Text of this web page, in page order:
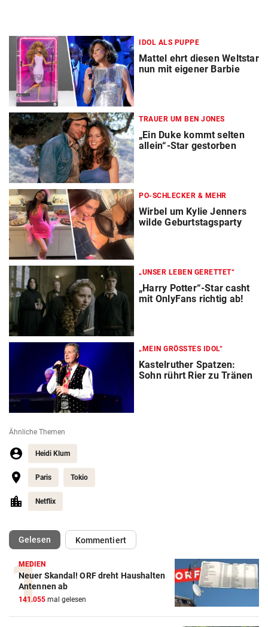
IDOL ALS PUPPE
Mattel ehrt diesen Weltstar
nun mit eigener Barbie
TRAUER UM BEN JONES
„Ein Duke kommt selten
allein“-Star gestorben
PO-SCHLECKER & MEHR
Wirbel um Kylie Jenners
wilde Geburtstagsparty
„UNSER LEBEN GERETTET“
„Harry Potter“-Star casht
mit OnlyFans richtig ab!
„MEIN GRÖSSTES IDOL“
Kastelruther Spatzen:
Sohn rührt Rier zu Tränen
Ähnliche Themen
Heidi Klum
Paris Tokio
Netflix
Gelesen(ausgewählt)Kommentiert
MEDIEN
Neuer Skandal! ORF dreht Haushalten
Antennen ab
141.055 mal gelesen